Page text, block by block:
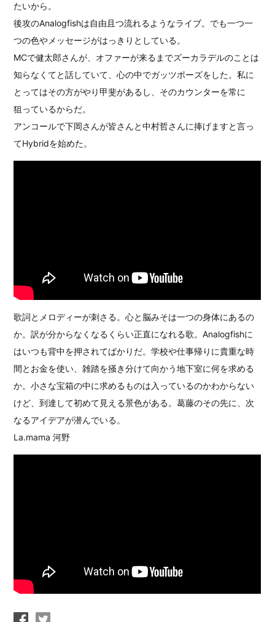
たいから。
後攻のAnalogfishは自由且つ流れるようなライブ。でも一つ一
つの色やメッセージがはっきりとしている。
MCで健太郎さんが、オファーが来るまでズーカラデルのことは
知らなくてと話していて、心の中でガッツポーズをした。私に
とってはその方がやり甲斐があるし、そのカウンターを常に
狙っているからだ。
アンコールで下岡さんが皆さんと中村哲さんに捧げますと言っ
てHybridを始めた。
歌詞とメロディーが刺さる。心と脳みそは一つの身体にあるの
か。訳が分からなくなるくらい正直になれる歌。Analogfishに
はいつも背中を押されてばかりだ。学校や仕事帰りに貴重な時
間とお金を使い、雑踏を掻き分けて向かう地下室に何を求める
か。小さな宝箱の中に求めるものは入っているのかわからない
けど、到達して初めて見える景色がある。葛藤のその先に、次
なるアイデアが潜んでいる。
La.mama 河野